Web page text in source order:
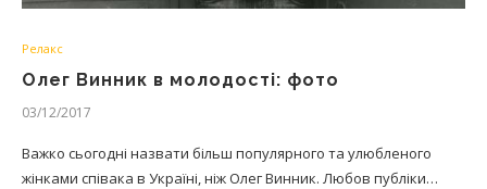
Релакс
Олег Винник в молодості: фото
03/12/2017
Важко сьогодні назвати більш популярного та улюбленого
жінками співака в Україні, ніж Олег Винник. Любов публіки…